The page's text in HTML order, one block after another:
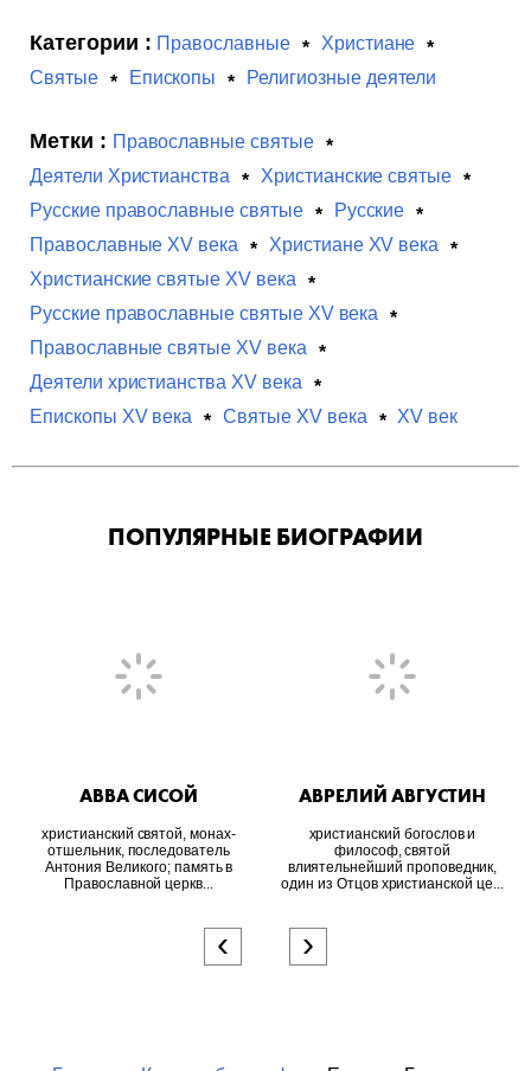
Категории : Православные
Христиане
Святые
Епископы Религиозные деятели
Метки : Православные святые
Деятели Христианства
Христианские святые
Русские православные святые
Русские
Православные XV века
Христиане XV века
Христианские святые XV века
Русские православные святые XV века
Православные святые XV века
Деятели христианства XV века
Епископы XV века
Святые XV века XV век
ПОПУЛЯРНЫЕ БИОГРАФИИ
АВВА СИСОЙ
христианский святой, монах-
отшельник, последователь
Антония Великого; память в
Православной церкв...
АВРЕЛИЙ АВГУСТИН
христианский богослов и
философ, святой
влиятельнейший проповедник,
один из Отцов христианской це...
‹ ›